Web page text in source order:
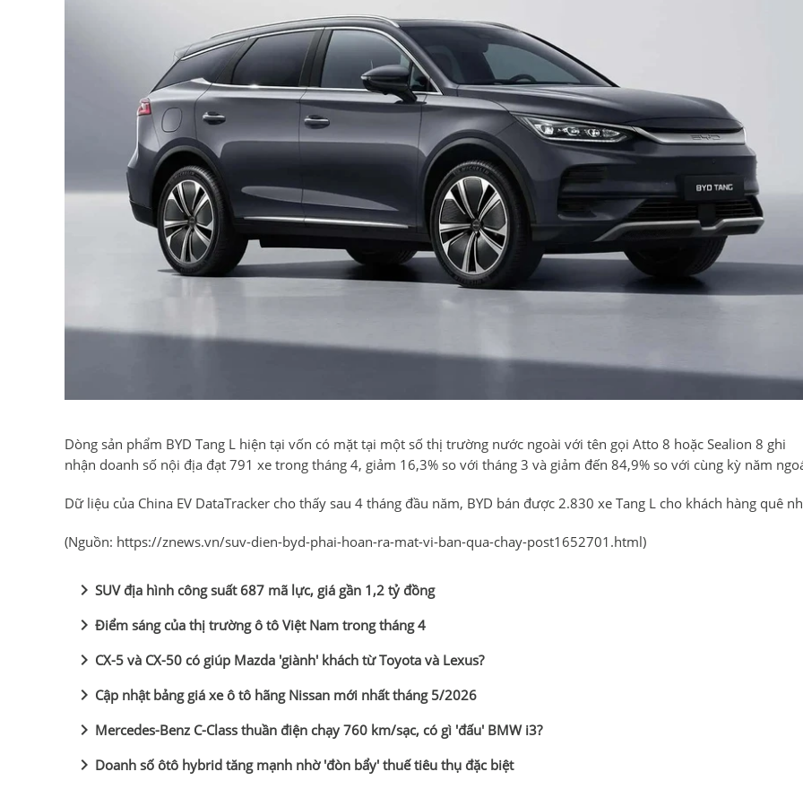
Dòng sản phẩm BYD Tang L hiện tại vốn có mặt tại một số thị trường nước ngoài với tên gọi Atto 8 hoặc Sealion 8 ghi
nhận doanh số nội địa đạt 791 xe trong tháng 4, giảm 16,3% so với tháng 3 và giảm đến 84,9% so với cùng kỳ năm
Dữ liệu của China EV DataTracker cho thấy sau 4 tháng đầu năm, BYD bán được 2.830 xe Tang L cho khách hàng quê
(Nguồn: https://znews.vn/suv-dien-byd-phai-hoan-ra-mat-vi-ban-qua-chay-post1652701.html)
chevron_right SUV địa hình công suất 687 mã lực, giá gần 1,2 tỷ đồng
chevron_right Điểm sáng của thị trường ô tô Việt Nam trong tháng 4
chevron_right CX-5 và CX-50 có giúp Mazda 'giành' khách từ Toyota và Lexus?
chevron_right Cập nhật bảng giá xe ô tô hãng Nissan mới nhất tháng 5/2026
chevron_right Mercedes-Benz C-Class thuần điện chạy 760 km/sạc, có gì 'đấu' BMW i3?
chevron_right Doanh số ôtô hybrid tăng mạnh nhờ 'đòn bẩy' thuế tiêu thụ đặc biệt